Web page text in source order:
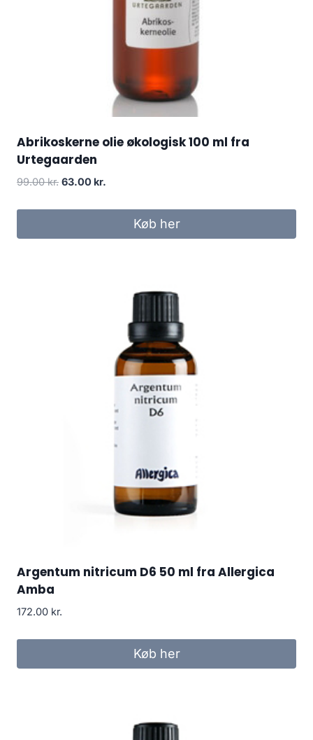
Abrikoskerne olie økologisk 100 ml fra
Urtegaarden
99.00kr. Den
pris
63.00 kr.
pris
Køb her
Argentum nitricum D6 50 ml fra Allergica
Amba
172.00 kr.
Køb her